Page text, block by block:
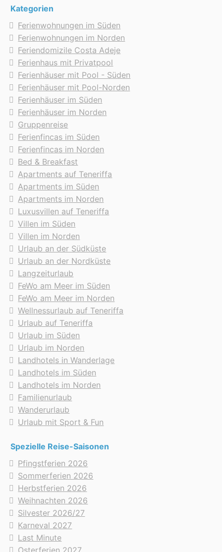
Kategorien
Ferienwohnungen im Süden
Ferienwohnungen im Norden
Feriendomizile Costa Adeje
Ferienhaus mit Privatpool
Ferienhäuser mit Pool - Süden
Ferienhäuser mit Pool-Norden
Ferienhäuser im Süden
Ferienhäuser im Norden
Gruppenreise
Ferienfincas im Süden
Ferienfincas im Norden
Bed & Breakfast
Apartments auf Teneriffa
Apartments im Süden
Apartments im Norden
Luxusvillen auf Teneriffa
Villen im Süden
Villen im Norden
Urlaub an der Südküste
Urlaub an der Nordküste
Langzeiturlaub
FeWo am Meer im Süden
FeWo am Meer im Norden
Wellnessurlaub auf Teneriffa
Urlaub auf Teneriffa
Urlaub im Süden
Urlaub im Norden
Landhotels in Wanderlage
Landhotels im Süden
Landhotels im Norden
Familienurlaub
Wanderurlaub
Urlaub mit Sport & Fun
Spezielle Reise-Saisonen
Pfingstferien 2026
Sommerferien 2026
Herbstferien 2026
Weihnachten 2026
Silvester 2026/27
Karneval 2027
Last Minute
Osterferien 2027